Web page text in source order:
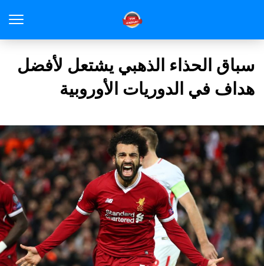
سباق الحذاء الذهبي يشتعل لأفضل
هداف في الدوريات الأوروبية